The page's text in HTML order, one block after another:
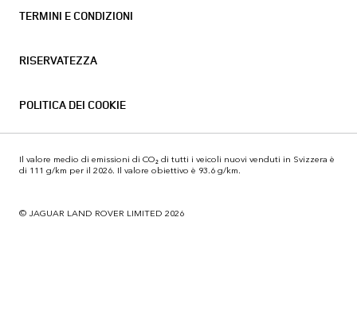
TERMINI E CONDIZIONI
RISERVATEZZA
POLITICA DEI COOKIE
Il valore medio di emissioni di CO₂ di tutti i veicoli nuovi venduti in Svizzera è
di 111 g/km per il 2026. Il valore obiettivo è 93.6 g/km.
© JAGUAR LAND ROVER LIMITED 2026